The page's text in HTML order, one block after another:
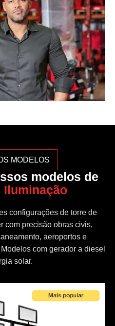
MODELOS
modelos de
Iluminação
configurações de torre de
com precisão obras civis,
aeroportos e
com gerador a diesel
solar.